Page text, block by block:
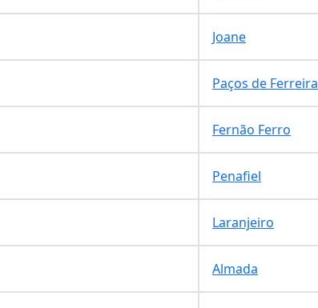
Joane
Paços de Ferreira
Fernão Ferro
Penafiel
Laranjeiro
Almada